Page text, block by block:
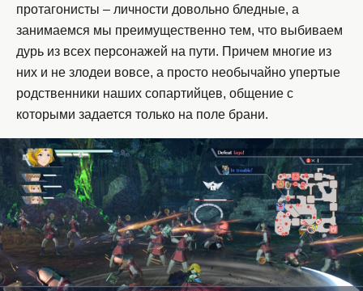
протагонисты – личности довольно бледные, а
занимаемся мы преимущественно тем, что выбиваем
дурь из всех персонажей на пути. Причем многие из
них и не злодеи вовсе, а просто необычайно упертые
родственники наших сопартийцев, общение с
которыми задается только на поле брани.